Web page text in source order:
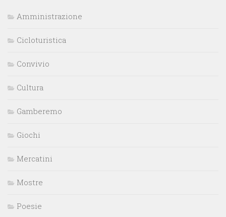
Amministrazione
Cicloturistica
Convivio
Cultura
Gamberemo
Giochi
Mercatini
Mostre
Poesie